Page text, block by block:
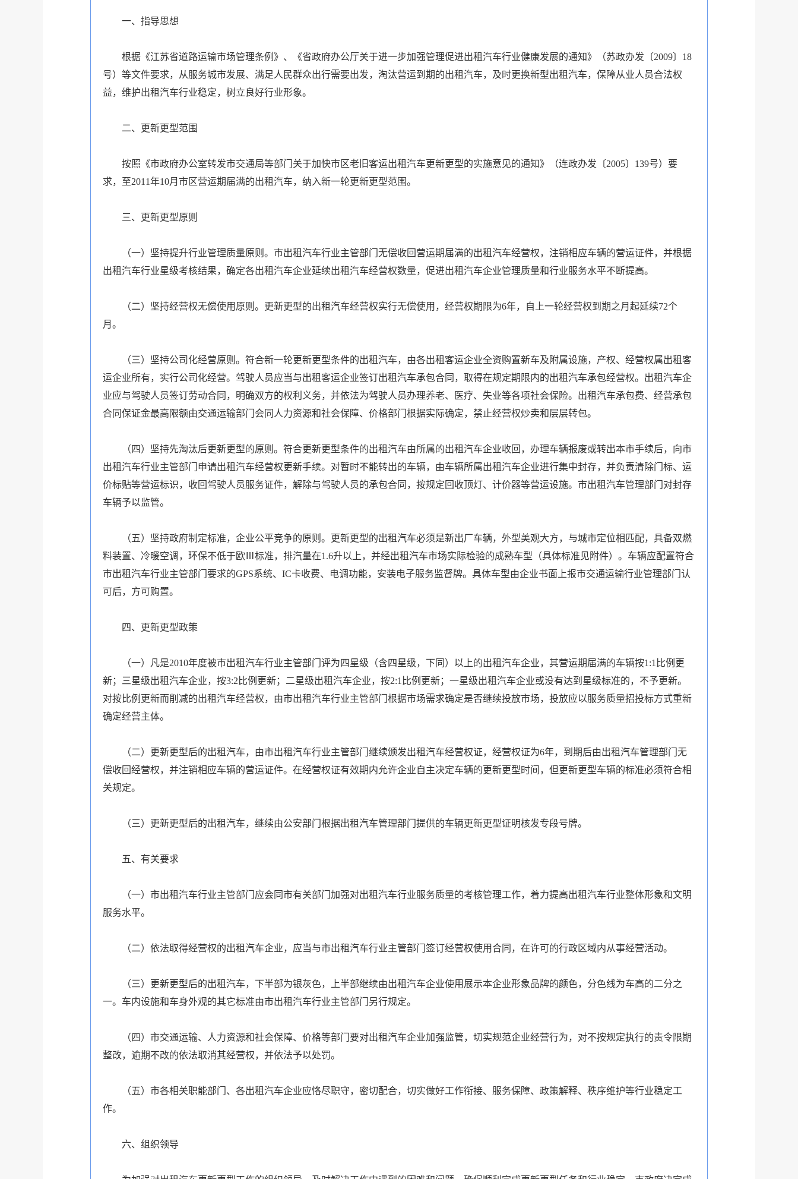
一、指导思想
根据《江苏省道路运输市场管理条例》、《省政府办公厅关于进一步加强管理促进出租汽车行业健康发展的通知》（苏政办发〔2009〕18
号）等文件要求，从服务城市发展、满足人民群众出行需要出发，淘汰营运到期的出租汽车，及时更换新型出租汽车，保障从业人员合法权
益，维护出租汽车行业稳定，树立良好行业形象。
二、更新更型范围
按照《市政府办公室转发市交通局等部门关于加快市区老旧客运出租汽车更新更型的实施意见的通知》（连政办发〔2005〕139号）要
求，至2011年10月市区营运期届满的出租汽车，纳入新一轮更新更型范围。
三、更新更型原则
（一）坚持提升行业管理质量原则。市出租汽车行业主管部门无偿收回营运期届满的出租汽车经营权，注销相应车辆的营运证件，并根据
出租汽车行业星级考核结果，确定各出租汽车企业延续出租汽车经营权数量，促进出租汽车企业管理质量和行业服务水平不断提高。
（二）坚持经营权无偿使用原则。更新更型的出租汽车经营权实行无偿使用，经营权期限为6年，自上一轮经营权到期之月起延续72个
月。
（三）坚持公司化经营原则。符合新一轮更新更型条件的出租汽车，由各出租客运企业全资购置新车及附属设施，产权、经营权属出租客
运企业所有，实行公司化经营。驾驶人员应当与出租客运企业签订出租汽车承包合同，取得在规定期限内的出租汽车承包经营权。出租汽车企
业应与驾驶人员签订劳动合同，明确双方的权利义务，并依法为驾驶人员办理养老、医疗、失业等各项社会保险。出租汽车承包费、经营承包
合同保证金最高限额由交通运输部门会同人力资源和社会保障、价格部门根据实际确定，禁止经营权炒卖和层层转包。
（四）坚持先淘汰后更新更型的原则。符合更新更型条件的出租汽车由所属的出租汽车企业收回，办理车辆报废或转出本市手续后，向市
出租汽车行业主管部门申请出租汽车经营权更新手续。对暂时不能转出的车辆，由车辆所属出租汽车企业进行集中封存，并负责清除门标、运
价标贴等营运标识，收回驾驶人员服务证件，解除与驾驶人员的承包合同，按规定回收顶灯、计价器等营运设施。市出租汽车管理部门对封存
车辆予以监管。
（五）坚持政府制定标准，企业公平竞争的原则。更新更型的出租汽车必须是新出厂车辆，外型美观大方，与城市定位相匹配，具备双燃
料装置、冷暖空调，环保不低于欧Ⅲ标准，排汽量在1.6升以上，并经出租汽车市场实际检验的成熟车型（具体标准见附件）。车辆应配置符合
市出租汽车行业主管部门要求的GPS系统、IC卡收费、电调功能，安装电子服务监督牌。具体车型由企业书面上报市交通运输行业管理部门认
可后，方可购置。
四、更新更型政策
（一）凡是2010年度被市出租汽车行业主管部门评为四星级（含四星级，下同）以上的出租汽车企业，其营运期届满的车辆按1:1比例更
新；三星级出租汽车企业，按3:2比例更新；二星级出租汽车企业，按2:1比例更新；一星级出租汽车企业或没有达到星级标准的，不予更新。
对按比例更新而削减的出租汽车经营权，由市出租汽车行业主管部门根据市场需求确定是否继续投放市场，投放应以服务质量招投标方式重新
确定经营主体。
（二）更新更型后的出租汽车，由市出租汽车行业主管部门继续颁发出租汽车经营权证，经营权证为6年，到期后由出租汽车管理部门无
偿收回经营权，并注销相应车辆的营运证件。在经营权证有效期内允许企业自主决定车辆的更新更型时间，但更新更型车辆的标准必须符合相
关规定。
（三）更新更型后的出租汽车，继续由公安部门根据出租汽车管理部门提供的车辆更新更型证明核发专段号牌。
五、有关要求
（一）市出租汽车行业主管部门应会同市有关部门加强对出租汽车行业服务质量的考核管理工作，着力提高出租汽车行业整体形象和文明
服务水平。
（二）依法取得经营权的出租汽车企业，应当与市出租汽车行业主管部门签订经营权使用合同，在许可的行政区域内从事经营活动。
（三）更新更型后的出租汽车，下半部为银灰色，上半部继续由出租汽车企业使用展示本企业形象品牌的颜色，分色线为车高的二分之
一。车内设施和车身外观的其它标准由市出租汽车行业主管部门另行规定。
（四）市交通运输、人力资源和社会保障、价格等部门要对出租汽车企业加强监管，切实规范企业经营行为，对不按规定执行的责令限期
整改，逾期不改的依法取消其经营权，并依法予以处罚。
（五）市各相关职能部门、各出租汽车企业应恪尽职守，密切配合，切实做好工作衔接、服务保障、政策解释、秩序维护等行业稳定工
作。
六、组织领导